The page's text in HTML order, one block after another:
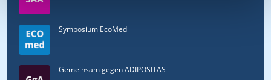
Symposium EcoMed
Gemeinsam gegen ADIPOSITAS